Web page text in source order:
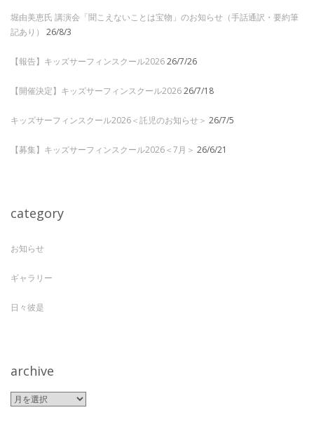
堀由美恵氏 講演会「聞こえないことは宝物」のお知らせ（手話通訳・要約筆
記あり）
26/8/3
【報告】キッズサーフィンスクール202626/7/26
【開催決定】キッズサーフィンスクール202626/7/18
キッズサーフィンスクール2026＜託児のお知らせ＞ 26/7/5
【募集】キッズサーフィンスクール2026＜7月＞ 26/6/21
category
お知らせ
ギャラリー
日々彼是
archive
archive